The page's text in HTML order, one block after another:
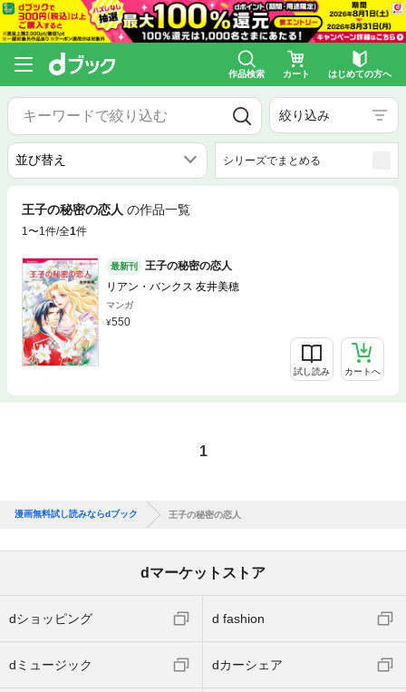
作品検索 カート はじめての方へ
絞り込み
シリーズでまとめる
王子の秘密の恋人 の作品一覧
1〜1件/全1件
最新刊
王子の秘密の恋人
リアン・バンクス 友井美穂
マンガ
550
試し読み カートへ
1
漫画無料試し読みならdブック 王子の秘密の恋人
dマーケットストア
dショッピング d fashion
dミュージック dカーシェア